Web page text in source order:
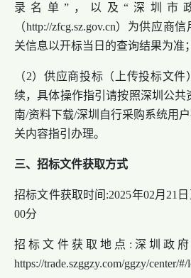
录名单”，以及“深圳市
（http://zfcg.sz.gov.cn）为供应商
关信息以开标当日的查询结果为准；
（2）供应商投标（上传投标文
续，具体操作指引请按照深圳公共
南/资料下载/深圳自行采购系统用
关内容指引办理。
三、招标文件获取方式
招标文件获取时间:2025年02月21
00分
招标文件获取地点:深圳政
https://trade.szggzy.com/ggzy/center/#/